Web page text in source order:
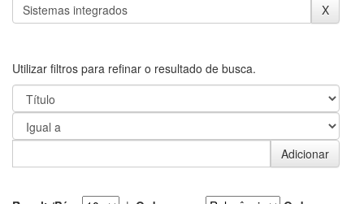
Utilizar filtros para refinar o resultado de busca.